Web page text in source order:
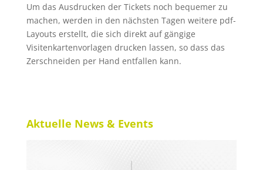
Um das Ausdrucken der Tickets noch bequemer zu
machen, werden in den nächsten Tagen weitere pdf-
Layouts erstellt, die sich direkt auf gängige
Visitenkartenvorlagen drucken lassen, so dass das
Zerschneiden per Hand entfallen kann.
Aktuelle News & Events